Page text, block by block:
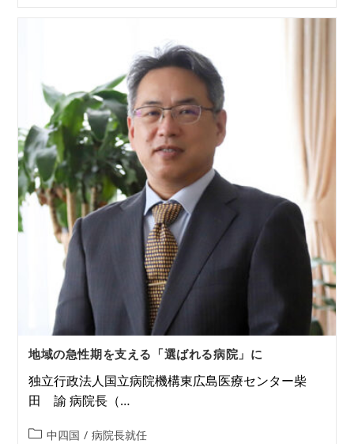
地域の急性期を支える「選ばれる病院」に
独立行政法人国立病院機構東広島医療センター柴
田 諭 病院長（…
中四国 / 病院長就任